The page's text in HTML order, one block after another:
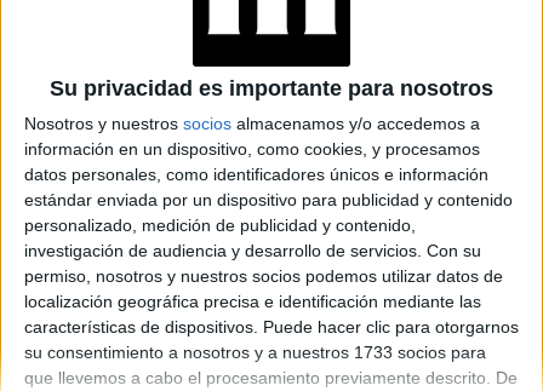
Su privacidad es importante para nosotros
Nosotros y nuestros socios almacenamos y/o accedemos a
información en un dispositivo, como cookies, y procesamos
datos personales, como identificadores únicos e información
estándar enviada por un dispositivo para publicidad y contenido
personalizado, medición de publicidad y contenido,
investigación de audiencia y desarrollo de servicios. Con su
permiso, nosotros y nuestros socios podemos utilizar datos de
localización geográfica precisa e identificación mediante las
características de dispositivos. Puede hacer clic para otorgarnos
su consentimiento a nosotros y a nuestros 1733 socios para
que llevemos a cabo el procesamiento previamente descrito. De
Caras Noticias
Weekend Parabrisas
Look
Luz Mía Lunateen Break BATimes
© Perfil.com 2006-2019 - Todos los derechos reservados
Registro de Propiedad Intelectual: Nro. 5346433